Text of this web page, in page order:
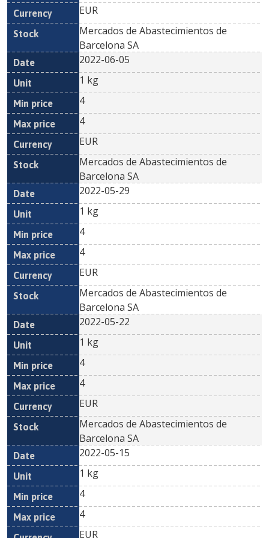
EUR
Mercados de Abastecimientos de
Barcelona SA
2022-06-05
1 kg
4
4
EUR
Mercados de Abastecimientos de
Barcelona SA
2022-05-29
1 kg
4
4
EUR
Mercados de Abastecimientos de
Barcelona SA
2022-05-22
1 kg
4
4
EUR
Mercados de Abastecimientos de
Barcelona SA
2022-05-15
1 kg
4
4
EUR